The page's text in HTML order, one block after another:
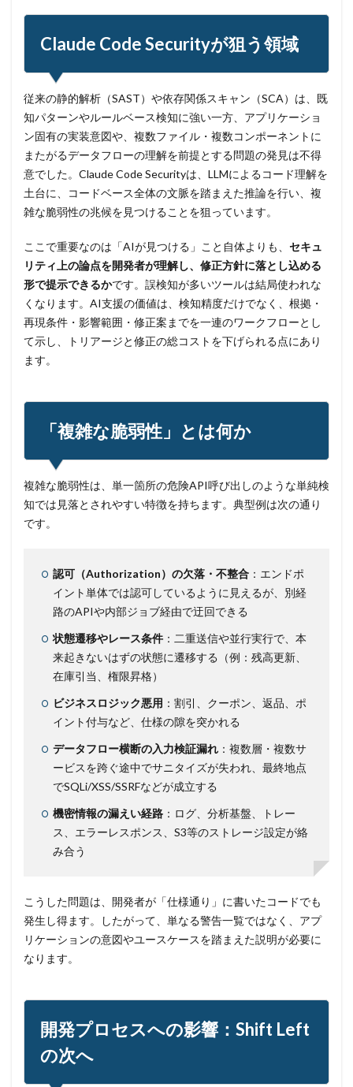
認証ダンピング
誤掲載
誤表示
警察
警視庁
警視庁サイバーセキュリティ対策本部
豚の屠殺詐欺
負荷
身代金
転売 迷惑メール
退職
通信の秘密
通販サイト 運用 違反
遠隔
遠隔操作
配信サービス
重要
量子科学研究技術開発機構
量子耐性暗号
量子脅威対策
金融 金融庁
金融機関
銀行
長崎 長野日報
開発
閲覧
防犯 障害 電子マネー
電話番号
音声
顔認証 顧客情報 駆除
騙る
高級車
Claude Code Securityが狙う領域
従来の静的解析（SAST）や依存関係スキャン（SCA）は、既
知パターンやルールベース検知に強い一方、アプリケーショ
ン固有の実装意図や、複数ファイル・複数コンポーネントに
またがるデータフローの理解を前提とする問題の発見は不得
意でした。Claude Code Securityは、LLMによるコード理解を
土台に、コードベース全体の文脈を踏まえた推論を行い、複
雑な脆弱性の兆候を見つけることを狙っています。
ここで重要なのは「AIが見つける」こと自体よりも、 セキュ
リティ上の論点を開発者が理解し、修正方針に落とし込める
形で提示できるかです。誤検知が多いツールは結局使われな
くなります。AI支援の価値は、検知精度だけでなく、根拠・
再現条件・影響範囲・修正案までを一連のワークフローとし
て示し、トリアージと修正の総コストを下げられる点にあり
ます。
「複雑な脆弱性」とは何か
複雑な脆弱性は、単一箇所の危険API呼び出しのような単純検
知では見落とされやすい特徴を持ちます。典型例は次の通り
です。
認可（Authorization）の欠落・不整合 ：エンドポ
イント単体では認可しているように見えるが、別経
路のAPIや内部ジョブ経由で迂回できる
状態遷移やレース条件 ：二重送信や並行実行で、本
来起きないはずの状態に遷移する（例：残高更新、
在庫引当、権限昇格）
ビジネスロジック悪用 ：割引、クーポン、返品、ポ
イント付与など、仕様の隙を突かれる
データフロー横断の入力検証漏れ ：複数層・複数サ
ービスを跨ぐ途中でサニタイズが失われ、最終地点
でSQLi/XSS/SSRFなどが成立する
機密情報の漏えい経路 ：ログ、分析基盤、トレー
ス、エラーレスポンス、S3等のストレージ設定が絡
み合う
こうした問題は、開発者が「仕様通り」に書いたコードでも
発生し得ます。したがって、単なる警告一覧ではなく、アプ
リケーションの意図やユースケースを踏まえた説明が必要に
なります。
開発プロセスへの影響：Shift Left
の次へ